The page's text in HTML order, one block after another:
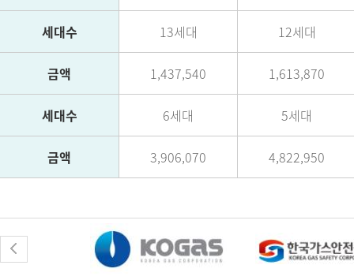
세대수 13세대 12세대
금액 1,437,540 1,613,870
세대수 6세대 5세대
금액 3,906,070 4,822,950